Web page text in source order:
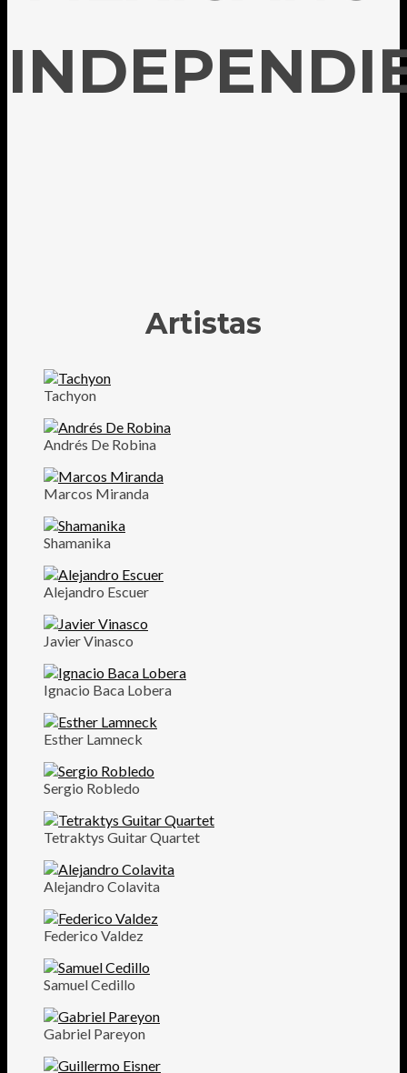
Artistas
Tachyon
Andrés De Robina
Marcos Miranda
Shamanika
Alejandro Escuer
Javier Vinasco
Ignacio Baca Lobera
Esther Lamneck
Sergio Robledo
Tetraktys Guitar Quartet
Alejandro Colavita
Federico Valdez
Samuel Cedillo
Gabriel Pareyon